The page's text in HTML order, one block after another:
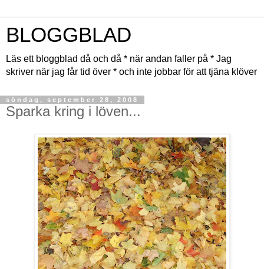
BLOGGBLAD
Läs ett bloggblad då och då * när andan faller på * Jag
skriver när jag får tid över * och inte jobbar för att tjäna klöver
söndag, september 28, 2008
Sparka kring i löven...